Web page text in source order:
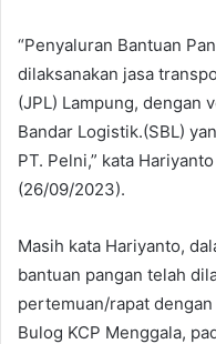
“Penyaluran Bantuan
dilaksanakan jasa
(JPL) Lampung, dengan
Bandar Logistik.(SBL)
PT. Pelni,” kata
(26/09/2023).
Masih kata Hariyanto,
bantuan pangan telah
pertemuan/rapat
Bulog KCP Menggala,